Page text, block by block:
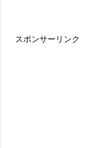
スポンサーリンク